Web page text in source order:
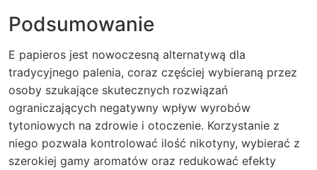
Podsumowanie
E papieros jest nowoczesną alternatywą dla
tradycyjnego palenia, coraz częściej wybieraną przez
osoby szukające skutecznych rozwiązań
ograniczających negatywny wpływ wyrobów
tytoniowych na zdrowie i otoczenie. Korzystanie z
niego pozwala kontrolować ilość nikotyny, wybierać z
szerokiej gamy aromatów oraz redukować efekty